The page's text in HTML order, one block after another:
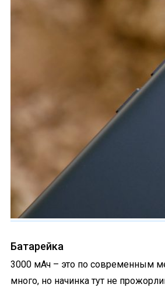
Батарейка
3000 мАч – это по современным
много, но начинка тут не